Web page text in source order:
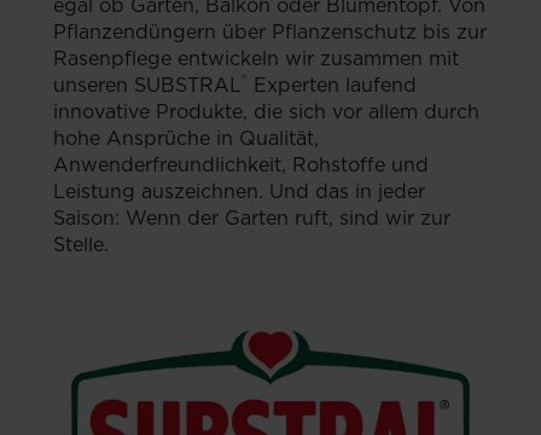
Pflanzendüngern über Pflanzenschutz bis zur
Rasenpflege entwickeln wir zusammen mit
unseren SUBSTRAL® Experten laufend
innovative Produkte, die sich vor allem durch
hohe Ansprüche in Qualität,
Anwenderfreundlichkeit, Rohstoffe und
Leistung auszeichnen. Und das in jeder
Saison: Wenn der Garten ruft, sind wir zur
Stelle.